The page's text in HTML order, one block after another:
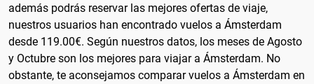
además podrás reservar las mejores ofertas de viaje,
nuestros usuarios han encontrado vuelos a Ámsterdam
desde 119.00€. Según nuestros datos, los meses de Agosto
y Octubre son los mejores para viajar a Ámsterdam. No
obstante, te aconsejamos comparar vuelos a Ámsterdam en